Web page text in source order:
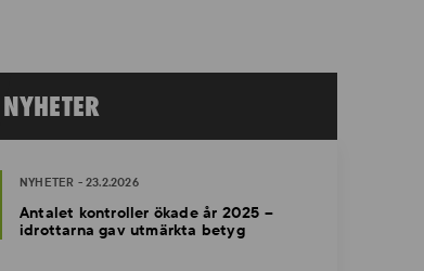
NYHETER
NYHETER - 23.2.2026
Antalet kontroller ökade år 2025 –
idrottarna gav utmärkta betyg